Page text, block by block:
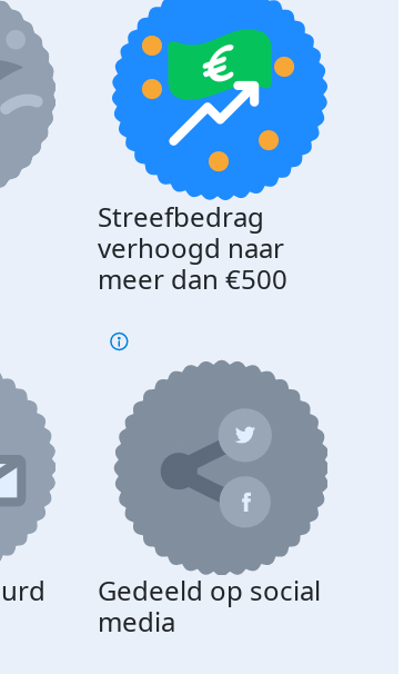
Streefbedrag
verhoogd naar
meer dan €500
Gedeeld op social
media